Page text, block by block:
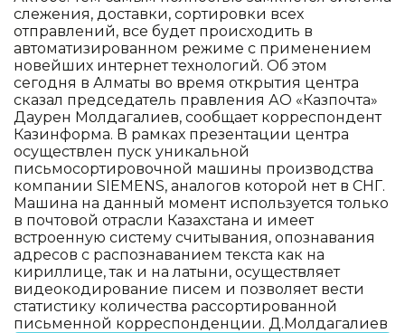
слежения, доставки, сортировки всех
отправлений, все будет происходить в
автоматизированном режиме с применением
новейших интернет технологий. Об этом
сегодня в Алматы во время открытия центра
сказал председатель правления АО «Казпочта»
Даурен Молдагалиев, сообщает корреспондент
Казинформа. В рамках презентации центра
осуществлен пуск уникальной
письмосортировочной машины производства
компании SIEMENS, аналогов которой нет в СНГ.
Машина на данный момент используется только
в почтовой отрасли Казахстана и имеет
встроенную систему считывания, опознавания
адресов с распознаванием текста как на
кириллице, так и на латыни, осуществляет
видеокодирование писем и позволяет вести
статистику количества рассортированной
письменной корреспонденции. Д.Молдагалиев